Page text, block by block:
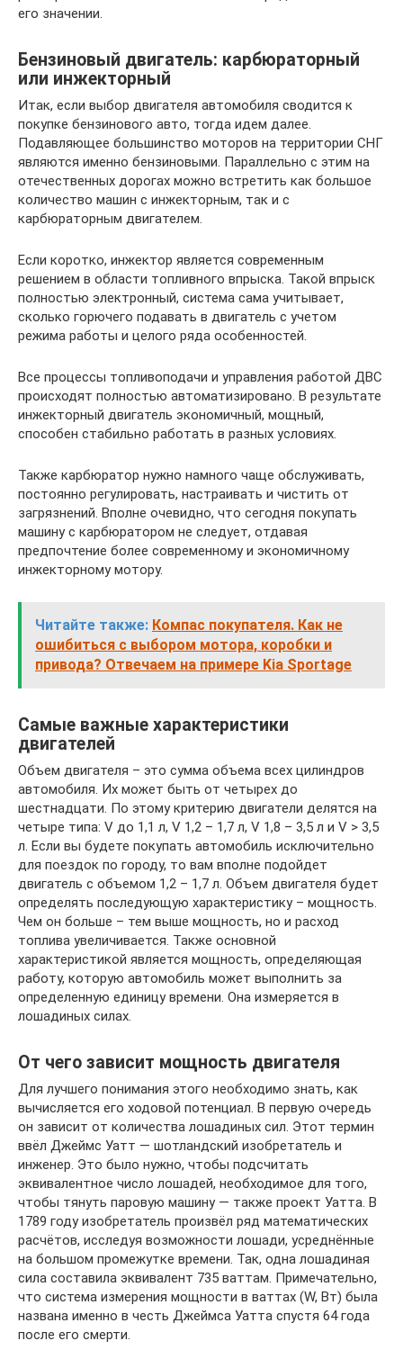
его значении.
Бензиновый двигатель: карбюраторный
или инжекторный
Итак, если выбор двигателя автомобиля сводится к
покупке бензинового авто, тогда идем далее.
Подавляющее большинство моторов на территории СНГ
являются именно бензиновыми. Параллельно с этим на
отечественных дорогах можно встретить как большое
количество машин с инжекторным, так и с
карбюраторным двигателем.
Если коротко, инжектор является современным
решением в области топливного впрыска. Такой впрыск
полностью электронный, система сама учитывает,
сколько горючего подавать в двигатель с учетом
режима работы и целого ряда особенностей.
Все процессы топливоподачи и управления работой ДВС
происходят полностью автоматизировано. В результате
инжекторный двигатель экономичный, мощный,
способен стабильно работать в разных условиях.
Также карбюратор нужно намного чаще обслуживать,
постоянно регулировать, настраивать и чистить от
загрязнений. Вполне очевидно, что сегодня покупать
машину с карбюратором не следует, отдавая
предпочтение более современному и экономичному
инжекторному мотору.
Читайте также: Компас покупателя. Как не
ошибиться с выбором мотора, коробки и
привода? Отвечаем на примере Kia Sportage
Самые важные характеристики
двигателей
Объем двигателя – это сумма объема всех цилиндров
автомобиля. Их может быть от четырех до
шестнадцати. По этому критерию двигатели делятся на
четыре типа: V до 1,1 л, V 1,2 – 1,7 л, V 1,8 – 3,5 л и V > 3,5
л. Если вы будете покупать автомобиль исключительно
для поездок по городу, то вам вполне подойдет
двигатель с объемом 1,2 – 1,7 л. Объем двигателя будет
определять последующую характеристику – мощность.
Чем он больше – тем выше мощность, но и расход
топлива увеличивается. Также основной
характеристикой является мощность, определяющая
работу, которую автомобиль может выполнить за
определенную единицу времени. Она измеряется в
лошадиных силах.
От чего зависит мощность двигателя
Для лучшего понимания этого необходимо знать, как
вычисляется его ходовой потенциал. В первую очередь
он зависит от количества лошадиных сил. Этот термин
ввёл Джеймс Уатт — шотландский изобретатель и
инженер. Это было нужно, чтобы подсчитать
эквивалентное число лошадей, необходимое для того,
чтобы тянуть паровую машину — также проект Уатта. В
1789 году изобретатель произвёл ряд математических
расчётов, исследуя возможности лошади, усреднённые
на большом промежутке времени. Так, одна лошадиная
сила составила эквивалент 735 ваттам. Примечательно,
что система измерения мощности в ваттах (W, Вт) была
названа именно в честь Джеймса Уатта спустя 64 года
после его смерти.